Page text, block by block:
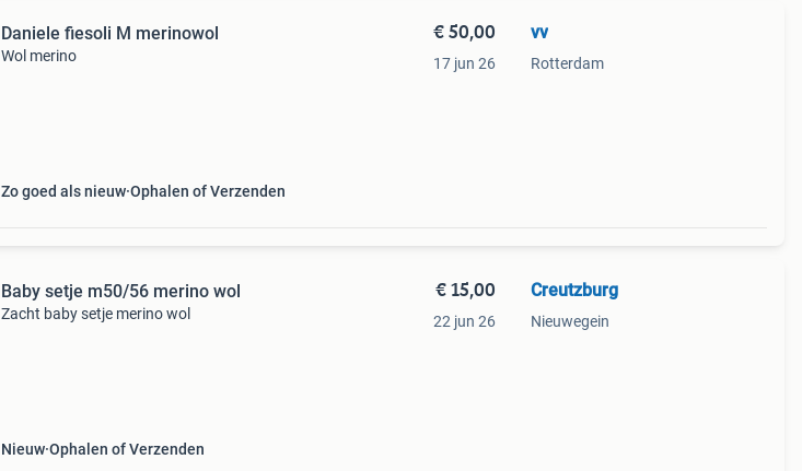
Daniele fiesoli M merinowol
Wol merino
Zo goed als nieuw Ophalen of Verzenden
€ 50,00
17 jun 26
vv
Rotterdam
Baby setje m50/56 merino wol
Zacht baby setje merino wol
Nieuw Ophalen of Verzenden
€ 15,00
22 jun 26
Creutzburg
Nieuwegein